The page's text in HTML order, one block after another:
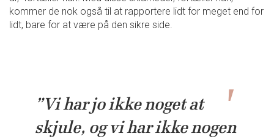
kommer de nok også til at rapportere lidt for meget end for
lidt, bare for at være på den sikre side.
”Vi har jo ikke noget at
skjule, og vi har ikke nogen